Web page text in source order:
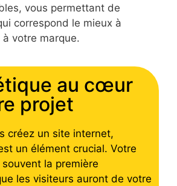
vous permettant de
correspond le mieux à
votre marque.
au cœur
projet
créez un site internet,
un élément crucial. Votre
la première
les visiteurs auront de votre